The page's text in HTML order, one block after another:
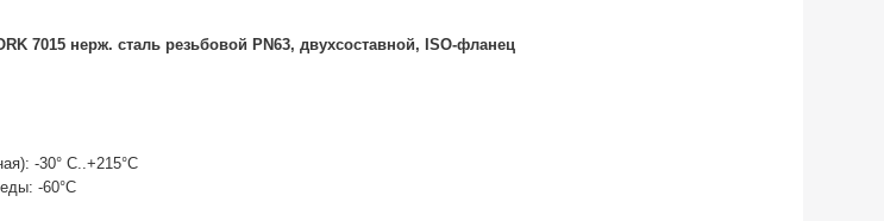
7015 нерж. сталь резьбовой PN63, двухсоставной, ISO-фланец
-30° С..+215°С
-60°С